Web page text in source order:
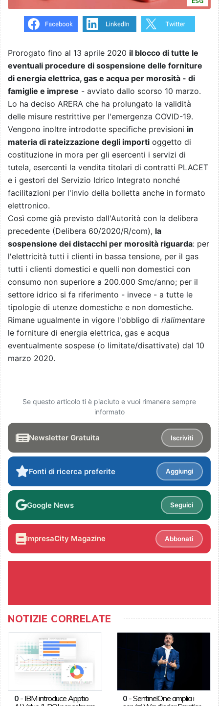
Prorogato fino al 13 aprile 2020 il blocco di tutte le
eventuali procedure di sospensione delle forniture
di energia elettrica, gas e acqua per morosità - di
famiglie e imprese - avviato dallo scorso 10 marzo.
Lo ha deciso ARERA che ha prolungato la validità
delle misure restrittive per l'emergenza COVID-19.
Vengono inoltre introdotte specifiche previsioni in
materia di rateizzazione degli importi oggetto di
costituzione in mora per gli esercenti i servizi di
tutela, esercenti la vendita titolari di contratti PLACET
e i gestori del Servizio Idrico Integrato nonché
facilitazioni per l'invio della bolletta anche in formato
elettronico.
Così come già previsto dall'Autorità con la delibera
precedente (Delibera 60/2020/R/com), la
sospensione dei distacchi per morosità riguarda: per
l'elettricità tutti i clienti in bassa tensione, per il gas
tutti i clienti domestici e quelli non domestici con
consumo non superiore a 200.000 Smc/anno; per il
settore idrico si fa riferimento - invece - a tutte le
tipologie di utenze domestiche e non domestiche.
Rimane ugualmente in vigore l'obbligo di rialimentare
le forniture di energia elettrica, gas e acqua
eventualmente sospese (o limitate/disattivate) dal 10
marzo 2020.
Se questo articolo ti è piaciuto e vuoi rimanere sempre
informato
Newsletter Gratuita Iscriviti
Fonti di ricerca preferite Aggiungi
Google News Seguici
ImpresaCity Magazine Abbonati
NOTIZIE CORRELATE
0- IBM introduce Apptio
0 -SentinelOne amplia i